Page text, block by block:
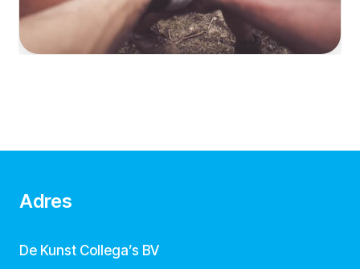
Adres
De Kunst Collega’s BV